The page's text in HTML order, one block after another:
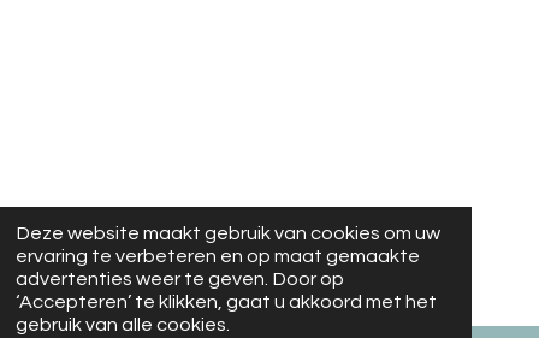
Deze website maakt gebruik van cookies om uw
ervaring te verbeteren en op maat gemaakte
advertenties weer te geven. Door op
‘Accepteren’ te klikken, gaat u akkoord met het
gebruik van alle cookies.